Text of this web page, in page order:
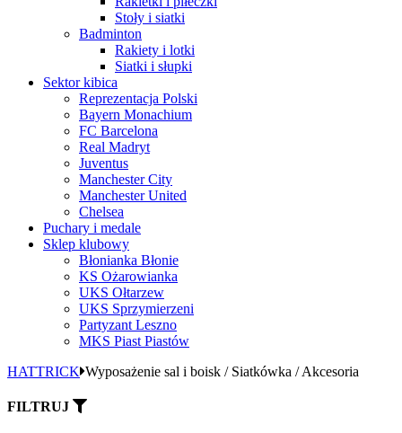
Stoły i siatki
Badminton
Rakiety i lotki
Siatki i słupki
Sektor kibica
Reprezentacja Polski
Bayern Monachium
FC Barcelona
Real Madryt
Juventus
Manchester City
Manchester United
Chelsea
Puchary i medale
Sklep klubowy
Błonianka Błonie
KS Ożarowianka
UKS Ołtarzew
UKS Sprzymierzeni
Partyzant Leszno
MKS Piast Piastów
HATTRICK Wyposażenie sal i boisk / Siatkówka / Akcesoria
FILTRUJ